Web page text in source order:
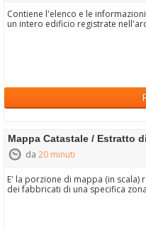
Contiene l'elenco e le
un intero edificio registrate
Mappa Catastale / Estratto
da 20 minuti
E' la porzione di mappa (in
dei fabbricati di una specifica